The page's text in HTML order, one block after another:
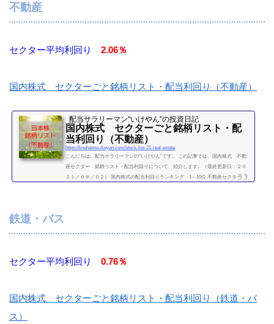
続きを読む
不動産
セクター平均利回り 2.06％
国内株式 セクターごと銘柄リスト・配当利回り（不動産）
配当サラリーマン“いけやん”の投資日記 ​
国内株式 セクターごと銘柄リスト・配
当利回り（不動産）
https://kouhaitou-ikeyan.com/stock-list-21-real-estate
こんにちは。配当サラリーマンの“いけやん”です。 この記事では、国内株式 不動
産セクター 銘柄リスト・配当利回りについて、紹介します。（最終更新日：２０
２１／０８／０２） 国内株式の配当利回りランキング 1～10位 不動産セクター
続きを読む
鉄道・バス
セクター平均利回り 0.76％
国内株式 セクターごと銘柄リスト・配当利回り（鉄道・バ
ス）